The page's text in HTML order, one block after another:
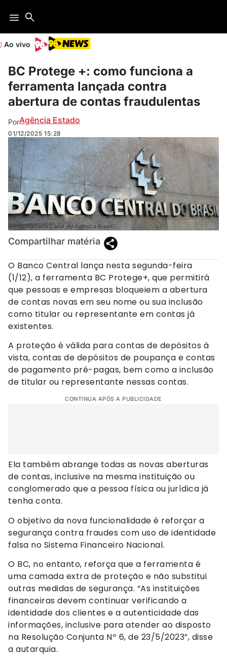
Ao vivo
BC Protege +: como funciona a
ferramenta lançada contra
abertura de contas fraudulentas
PorAgência Estado
01/12/2025 15:28
(Foto: Marcello Casal Jr/ Agência Brasil)
Compartilhar matéria
O Banco Central lança nesta segunda-feira
(1/12), a ferramenta BC Protege+, que permitirá
que pessoas e empresas bloqueiem a abertura
de contas novas em seu nome ou sua inclusão
como titular ou representante em contas já
existentes.
A proteção é válida para contas de depósitos à
vista, contas de depósitos de poupança e contas
de pagamento pré-pagas, bem como a inclusão
de titular ou representante nessas contas.
CONTINUA APÓS A PUBLICIDADE
Ela também abrange todas as novas aberturas
de contas, inclusive na mesma instituição ou
conglomerado que a pessoa física ou jurídica já
tenha conta.
O objetivo da nova funcionalidade é reforçar a
segurança contra fraudes com uso de identidade
falsa no Sistema Financeiro Nacional.
O BC, no entanto, reforça que a ferramenta é
uma camada extra de proteção e não substitui
outras medidas de segurança. “As instituições
financeiras devem continuar verificando a
identidade dos clientes e a autenticidade das
informações, inclusive para atender ao disposto
na Resolução Conjunta Nº 6, de 23/5/2023”, disse
a autarquia.